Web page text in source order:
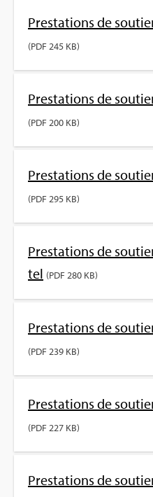
Pres­ta­tions de
(PDF 245 KB)
Pres­ta­tions de
(PDF 200 KB)
Pres­ta­tions de
(PDF 295 KB)
Pres­ta­tions de
tel (PDF 280 KB)
Pres­ta­tions de
(PDF 239 KB)
Pres­ta­tions de
(PDF 227 KB)
Pres­ta­tions de